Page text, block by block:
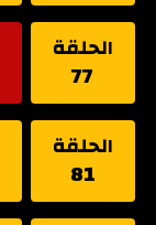
الحلقة
77
الحلقة
81